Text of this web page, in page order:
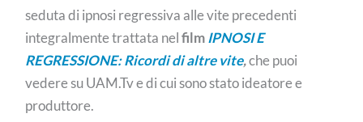
seduta di ipnosi regressiva alle vite precedenti
integralmente trattata nelfilmIPNOSI E
REGRESSIONE: Ricordi di altre vite,che puoi
vedere su UAM.Tv e di cui sono stato ideatore e
produttore.